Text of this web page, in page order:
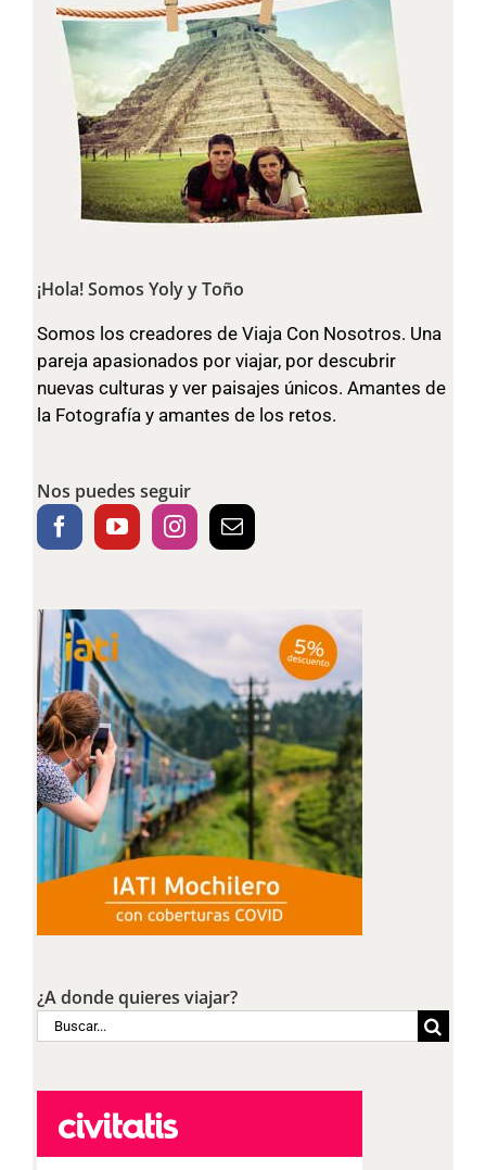
¡Hola! Somos Yoly y Toño
Somos los creadores de Viaja Con Nosotros. Una
pareja apasionados por viajar, por descubrir
nuevas culturas y ver paisajes únicos. Amantes de
la Fotografía y amantes de los retos.
Nos puedes seguir
¿A donde quieres viajar?
Buscar: